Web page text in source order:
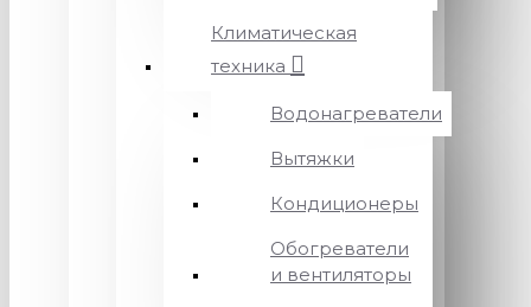
Климатическая
техника
Водонагреватели
Вытяжки
Кондиционеры
Обогреватели
и вентиляторы